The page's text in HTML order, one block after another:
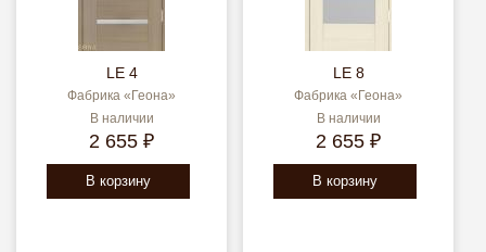
LE 4
Фабрика «Геона»
В наличии
2 655 ₽
В корзину
LE 8
Фабрика «Геона»
В наличии
2 655 ₽
В корзину